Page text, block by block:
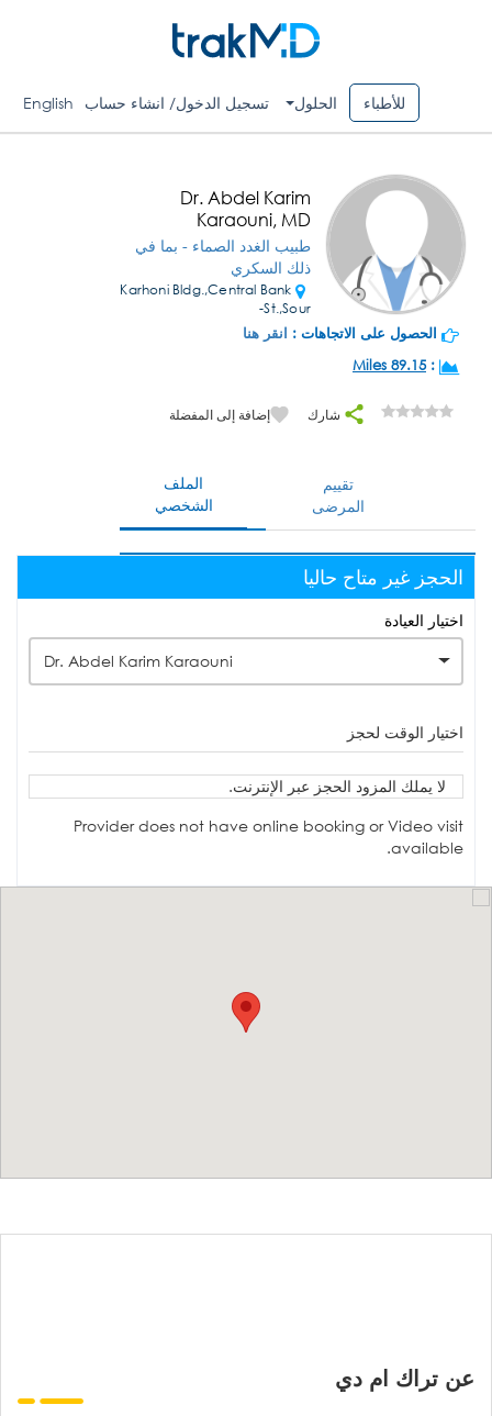
للأطباء الحلول تسجيل الدخول/ انشاء حساب English
Dr. Abdel Karim
Karaouni, MD
طبيب الغدد الصماء - بما في
ذلك السكري
Karhoni Bldg.,Central Bank
St.,Sour-
الحصول على الاتجاهات : انقر هنا
:
89.15 Miles
شارك إضافة إلى المفضلة
الملف
الشخصي
تقييم
المرضى
الحجز غير متاح حاليا
اختيار العيادة
Dr. Abdel Karim Karaouni
اختيار الوقت لحجز
لا يملك المزود الحجز عبر الإنترنت.
Provider does not have online booking or Video visit
available.
عن تراك ام دي